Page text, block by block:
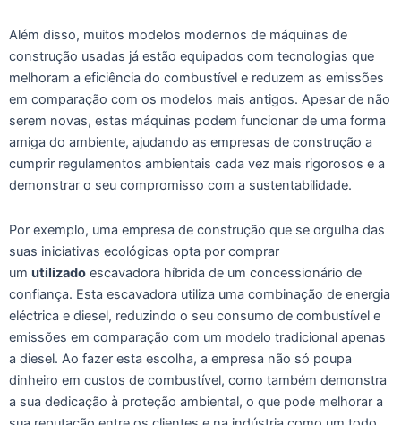
Além disso, muitos modelos modernos de máquinas de
construção usadas já estão equipados com tecnologias que
melhoram a eficiência do combustível e reduzem as emissões
em comparação com os modelos mais antigos. Apesar de não
serem novas, estas máquinas podem funcionar de uma forma
amiga do ambiente, ajudando as empresas de construção a
cumprir regulamentos ambientais cada vez mais rigorosos e a
demonstrar o seu compromisso com a sustentabilidade.
Por exemplo, uma empresa de construção que se orgulha das
suas iniciativas ecológicas opta por comprar
um utilizado escavadora híbrida de um concessionário de
confiança. Esta escavadora utiliza uma combinação de energia
eléctrica e diesel, reduzindo o seu consumo de combustível e
emissões em comparação com um modelo tradicional apenas
a diesel. Ao fazer esta escolha, a empresa não só poupa
dinheiro em custos de combustível, como também demonstra
a sua dedicação à proteção ambiental, o que pode melhorar a